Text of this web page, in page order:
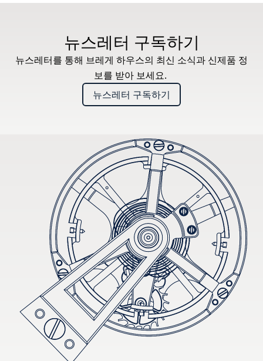
뉴스레터 구독하기
뉴스레터를 통해 브레게 하우스의 최신 소식과 신제품 정
보를 받아 보세요.
뉴스레터 구독하기